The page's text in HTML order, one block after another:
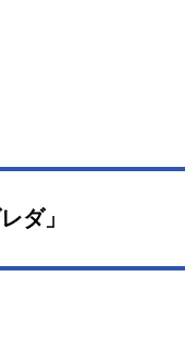
クリウス：江口拓也
佳奈メィリィ・ポート
イルーズあいレイ...
ダ」